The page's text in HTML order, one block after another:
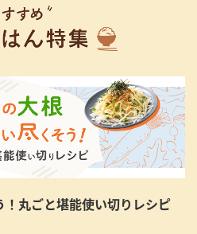
丸ごと堪能使い切りレシピ